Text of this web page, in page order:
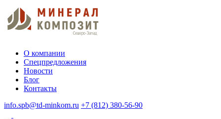
О компании
Спецпредложения
Новости
Блог
Контакты
info.spb@td-minkom.ru +7 (812) 380-56-90